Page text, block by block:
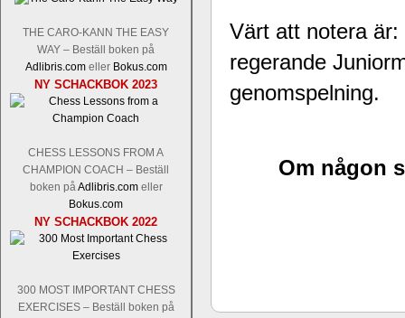
THE CARO-KANN THE EASY
WAY – Beställ boken på
Adlibris.comeller Bokus.com
NY SCHACKBOK 2023
CHESS LESSONS FROM A
CHAMPION COACH – Beställ
boken på Adlibris.comeller
Bokus.com
NY SCHACKBOK 2022
300 MOST IMPORTANT CHESS
EXERCISES – Beställ boken på
Den sjunde upplagan av
revanschera sig efter att inte ha
Värt att notera
regerande
genomspelning.
Om någon